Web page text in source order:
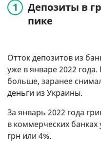
Депозиты в
пике
Отток депозитов из
уже в январе 2022
больше, заранее
деньги из Украины.
За январь 2022 года
в коммерческих
грн или 4%.